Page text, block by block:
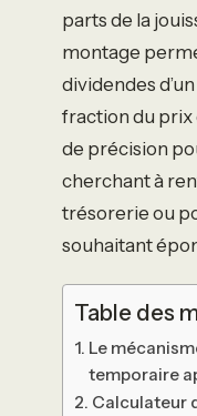
parts de la
montage
dividendes
fraction du prix
de précision
cherchant à
trésorerie ou
souhaitant
Table des
Le
temporaire
Calculateur